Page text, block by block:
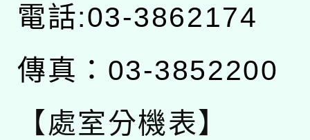
電話:03-3862174
傳真：03-3852200
【處室分機表】